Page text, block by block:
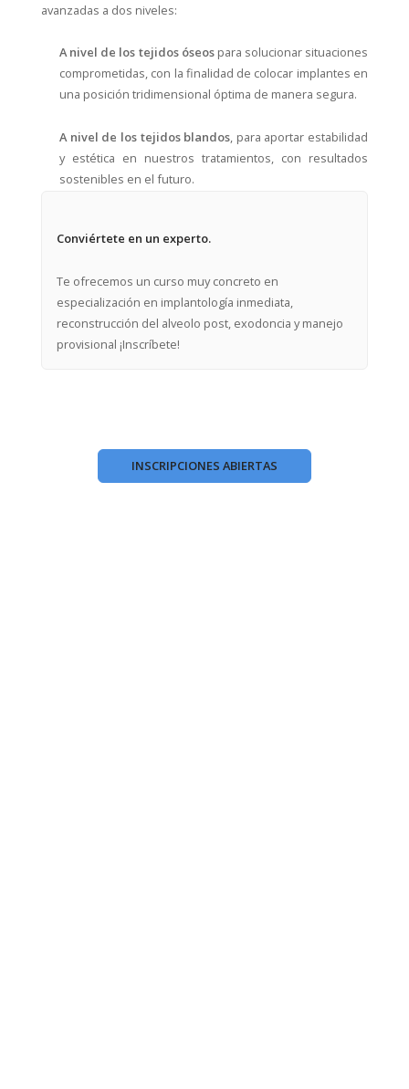
avanzadas a dos niveles:
A nivel de los tejidos óseos para solucionar situaciones
comprometidas, con la finalidad de colocar implantes en
una posición tridimensional óptima de manera segura.
A nivel de los tejidos blandos, para aportar estabilidad
y estética en nuestros tratamientos, con resultados
sostenibles en el futuro.
Conviértete en un experto.
Te ofrecemos un curso muy concreto en
especialización en implantología inmediata,
reconstrucción del alveolo post, exodoncia y manejo
provisional ¡Inscríbete!
INSCRIPCIONES ABIERTAS